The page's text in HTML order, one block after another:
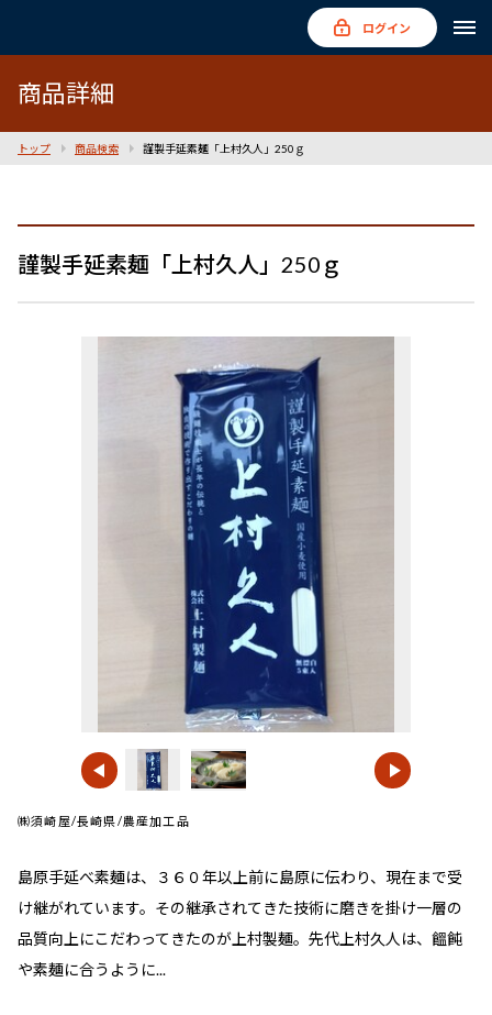
ログイン
商品詳細
トップ 商品検索 謹製手延素麺「上村久人」250ｇ
謹製手延素麺「上村久人」250ｇ
㈱須崎屋/長崎県/農産加工品
島原手延べ素麺は、３６０年以上前に島原に伝わり、現在まで受
け継がれています。その継承されてきた技術に磨きを掛け一層の
品質向上にこだわってきたのが上村製麺。先代上村久人は、饂飩
や素麺に合うように...